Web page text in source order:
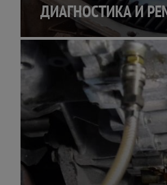
ДИАГНОСТИКА И